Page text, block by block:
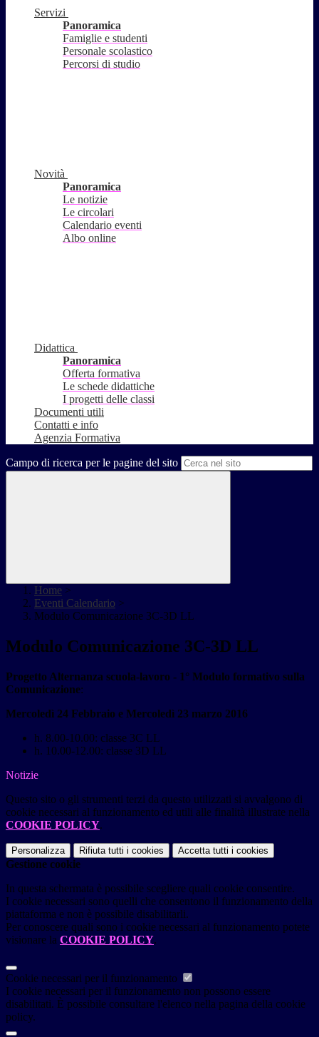
Servizi
Panoramica
Famiglie e studenti
Personale scolastico
Percorsi di studio
Novità
Panoramica
Le notizie
Le circolari
Calendario eventi
Albo online
Didattica
Panoramica
Offerta formativa
Le schede didattiche
I progetti delle classi
Documenti utili
Contatti e info
Agenzia Formativa
Campo di ricerca per le pagine del sito
Home >
Eventi Calendario >
Modulo Comunicazione 3C-3D LL
Modulo Comunicazione 3C-3D LL
Progetto Alternanza scuola-lavoro - 1° Modulo formativo sulla
Comunicazione:
Mercoledì 24 Febbraio e Mercoledì 23 marzo 2016
h. 8.00-10.00: classe 3C LL
h. 10.00-12.00: classe 3D LL
Notizie
Questo sito o gli strumenti terzi da questo utilizzati si avvalgono di
cookie necessari al funzionamento ed utili alle finalità illustrate nella
COOKIE POLICY.
Personalizza Rifiuta tutti i cookies Accetta tutti i cookies
Gestione cookie
In questa schermata è possibile scegliere quali cookie consentire.
I cookie necessari sono quelli che consentono il funzionamento della
piattaforma e non è possibile disabilitarli.
Per conoscere quali sono i cookie necessari al funzionamento potete
visionare la COOKIE POLICY.
Cookie necessari per il funzionamento
I cookie necessari per il funzionamento non possono essere
disabilitati. È possibile consultare l'elenco nella pagina della cookie
policy.